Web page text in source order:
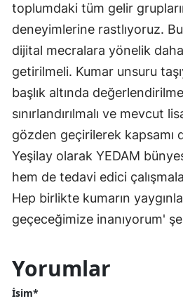
toplumdaki tüm gelir
deneyimlerine rastlıyoruz.
dijital mecralara yönelik daha
getirilmeli. Kumar unsuru
başlık altında
sınırlandırılmalı ve mevcut
gözden geçirilerek kapsamı
Yeşilay olarak YEDAM
hem de tedavi edici
Hep birlikte kumarın
geçeceğimize inanıyorum'
Yorumlar
İsim*